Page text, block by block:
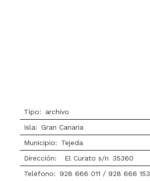
Tipo:
archivo
Isla: Gran Canaria
Municipio:
Tejeda
Dirección:
El Curato s/n 35360
Teléfono:
928 666 011 / 928 666 153